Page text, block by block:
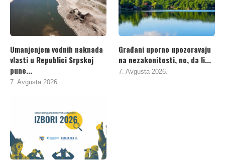
Umanjenjem vodnih naknada
vlasti u Republici Srpskoj
pune...
7. Avgusta 2026.
Građani uporno upozoravaju
na nezakonitosti, no, da li...
7. Avgusta 2026.